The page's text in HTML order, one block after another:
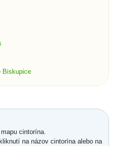
Biskupice
cintorína.
na názov cintorína alebo na